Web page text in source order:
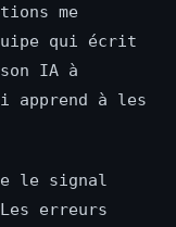
me
qui écrit
IA à
à les
le signal
erreurs